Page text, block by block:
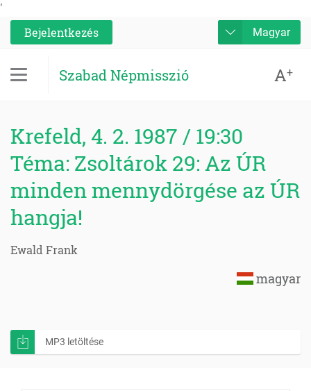
'
Bejelentkezés
Magyar
Szabad Népmisszió A+
Krefeld, 4. 2. 1987 / 19:30
Téma: Zsoltárok 29: Az ÚR
minden mennydörgése az ÚR
hangja!
Ewald Frank
magyar
MP3 letöltése